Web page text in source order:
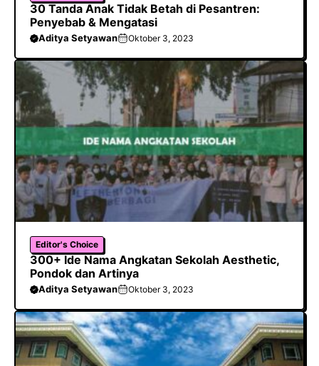
30 Tanda Anak Tidak Betah di Pesantren:
Penyebab & Mengatasi
Aditya Setyawan Oktober 3, 2023
Editor's Choice
300+ Ide Nama Angkatan Sekolah Aesthetic,
Pondok dan Artinya
Aditya Setyawan Oktober 3, 2023